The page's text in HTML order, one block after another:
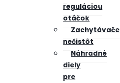
reguláciou
otáčok
Zachytávače
nečistôt
Náhradné
diely
pre